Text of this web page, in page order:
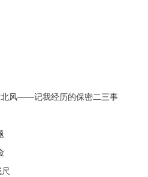
北风——记我经历的保密二三事